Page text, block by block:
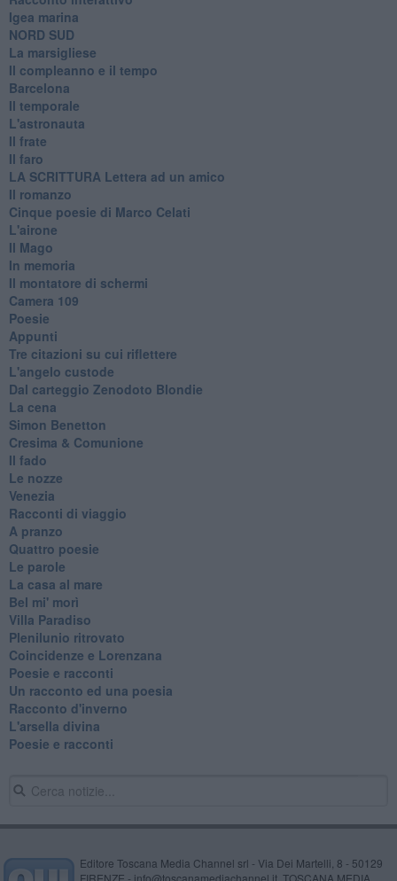
Igea marina
​NORD SUD
La marsigliese
Il compleanno e il tempo
Barcelona
Il temporale
L'astronauta
Il frate
Il faro
​LA SCRITTURA Lettera ad un amico
Il romanzo
Cinque poesie di Marco Celati
L'airone
Il Mago
In memoria
Il montatore di schermi
Camera 109
Poesie
Appunti
Tre citazioni su cui riflettere
L'angelo custode
Dal carteggio Zenodoto Blondie
La cena
Simon Benetton
Cresima & Comunione
Il fado
Le nozze
Venezia
Racconti di viaggio
A pranzo
Quattro poesie
Le parole
La casa al mare
Bel mi' morì
Villa Paradiso
Plenilunio ritrovato
Coincidenze e Lorenzana
Poesie e racconti
Un racconto ed una poesia
Racconto d'inverno
​L'arsella divina
Poesie e racconti
Editore Toscana Media Channel srl - Via Dei Martelli, 8 - 50129
FIRENZE - info@toscanamediachannel.it. TOSCANA MEDIA